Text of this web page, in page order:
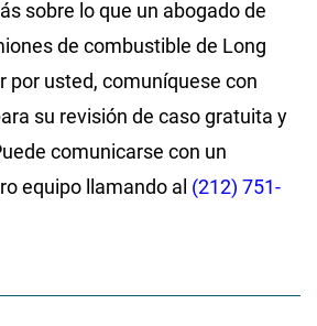
sobre lo que un abogado de
de combustible de Long
por usted, comuníquese con
su revisión de caso gratuita y
comunicarse con un
equipo llamando al (212) 751-